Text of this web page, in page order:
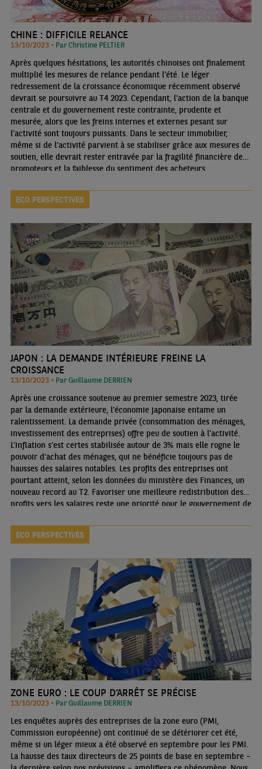
CHINE : DIFFICILE RELANCE
13/10/2023 • Par Christine PELTIER
Après quelques hésitations, les autorités chinoises ont finalement
multiplié les mesures de relance pendant l’été. Le léger
redressement de la croissance économique récemment observé
devrait se poursuivre au T4 2023. Cependant, l’action de la banque
centrale et du gouvernement reste contrainte, prudente et
mesurée, alors que les freins internes et externes pesant sur
l’activité sont toujours puissants. Dans le secteur immobilier,
même si de l’activité parvient à se stabiliser grâce aux mesures de
soutien, elle devrait rester entravée par la fragilité financière des
promoteurs et la faiblesse du sentiment des acheteurs.
ECO PERSPECTIVES
JAPON : LA DEMANDE INTÉRIEURE FREINE LA
CROISSANCE
13/10/2023 • Par Guillaume DERRIEN
Après une croissance soutenue au premier semestre 2023, tirée
par la demande extérieure, l’économie japonaise entame un
ralentissement. La demande privée (consommation des ménages,
investissement des entreprises) offre peu de soutien à l’activité.
L’inflation s’est certes stabilisée autour de 3% mais elle rogne le
pouvoir d’achat des ménages, qui ne bénéficie toujours pas de
hausses des salaires notables. Les profits des entreprises ont
pourtant atteint, selon les données du ministère des Finances, un
nouveau record au T2. Favoriser une meilleure redistribution des
profits vers les salaires reste une priorité pour le gouvernement de
budgétaires en octobre
ECO PERSPECTIVES
ZONE EURO : LE COUP D’ARRÊT SE PRÉCISE
13/10/2023 • Par Guillaume DERRIEN
Les enquêtes auprès des entreprises de la zone euro (PMI,
Commission européenne) ont continué de se détériorer cet été,
même si un léger mieux a été observé en septembre pour les PMI.
La hausse des taux directeurs de 25 points de base en septembre –